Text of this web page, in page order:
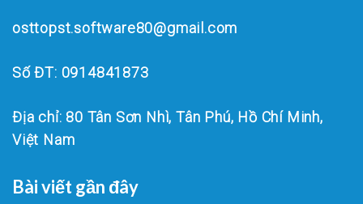
osttopst.software80@gmail.com
Số ĐT: 0914841873
Địa chỉ: 80 Tân Sơn Nhì, Tân Phú, Hồ Chí Minh,
Việt Nam
Bài viết gần đây